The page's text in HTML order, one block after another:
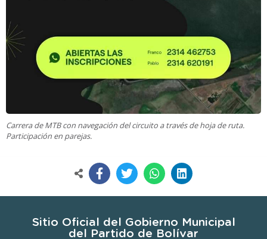
Carrera de MTB con navegación del circuito a través de hoja de ruta.
Participación en parejas.
Sitio Oficial del Gobierno Municipal
del Partido de Bolívar